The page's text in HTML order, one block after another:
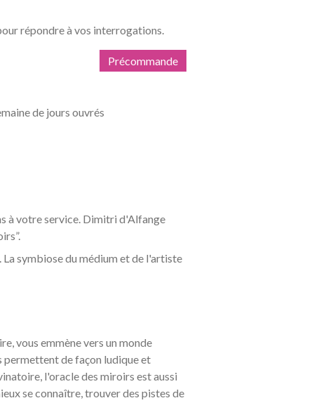
répondre à vos interrogations.
Précommande
de jours ouvrés
à votre service. Dimitri d'Alfange
symbiose du médium et de l'artiste
vous emmène vers un monde
permettent de façon ludique et
l'oracle des miroirs est aussi
se connaître, trouver des pistes de